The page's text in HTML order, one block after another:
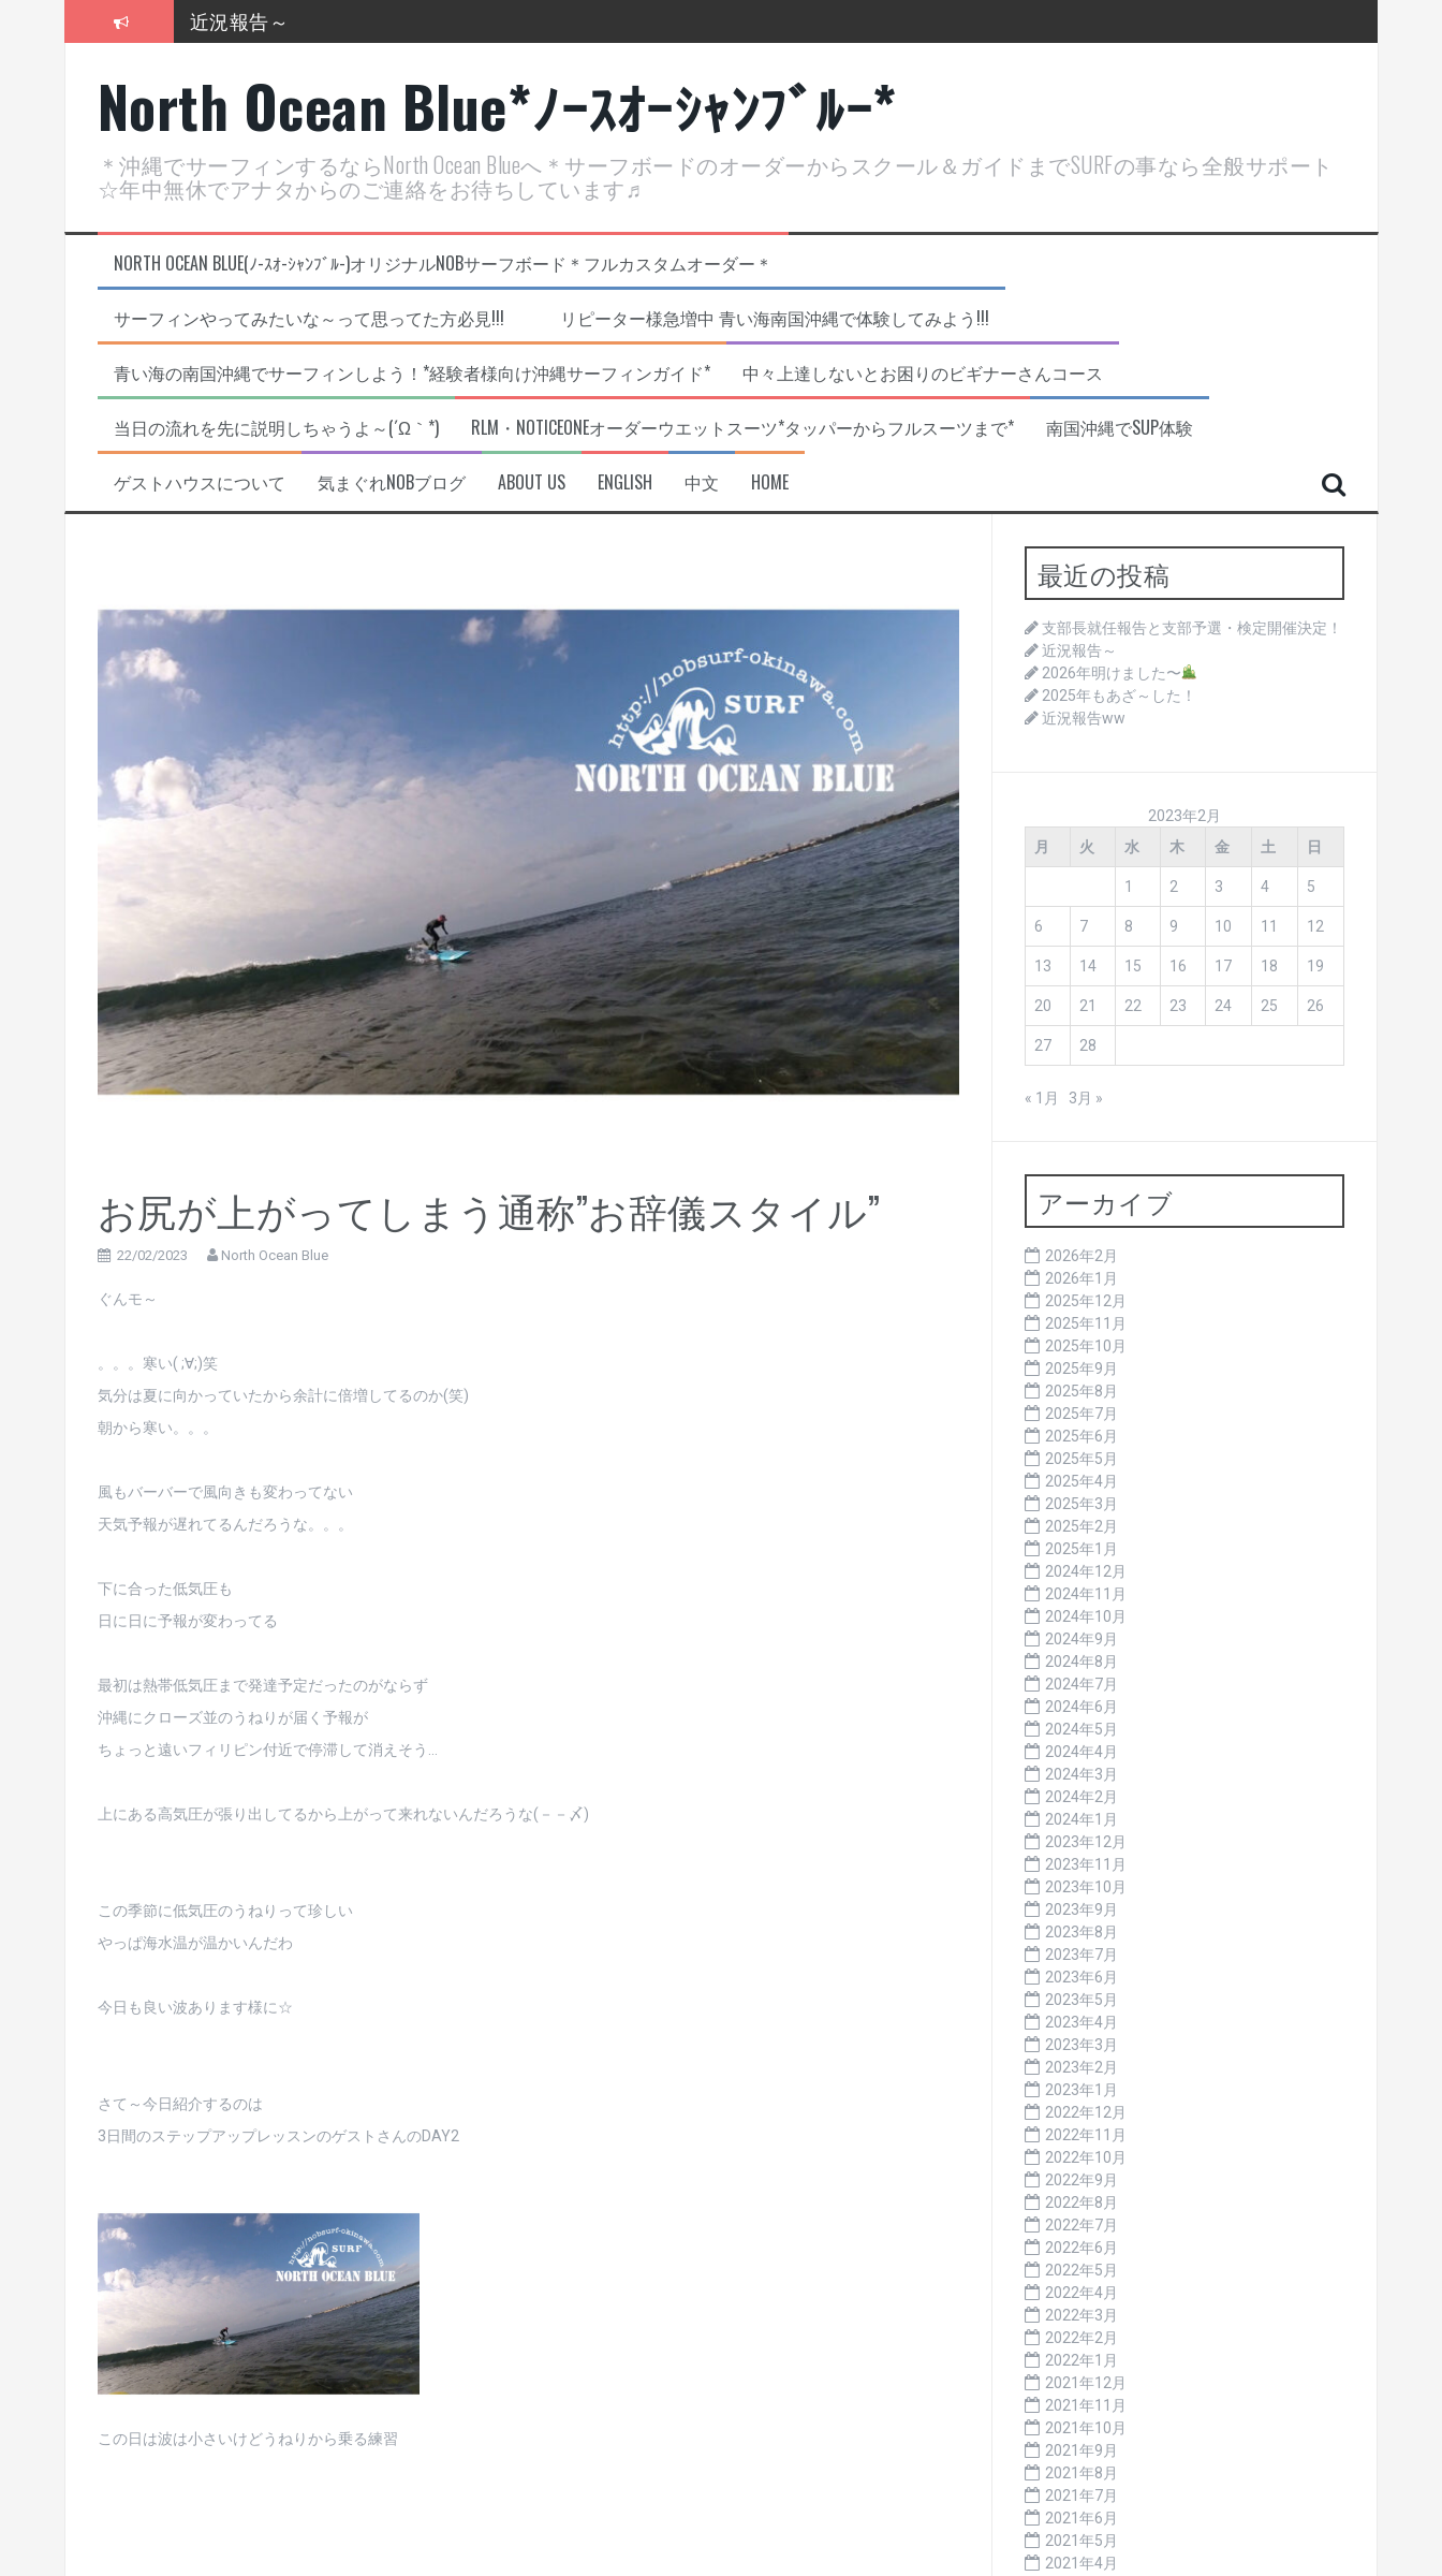
2026年明けました〜
近況報告ww
ヤッチマッターーーー！！！
支部長就任報告と支部予選・検定開催決定！
North Ocean Blue*ﾉｰｽｵｰｼｬﾝﾌﾞﾙｰ*
＊沖縄でサーフィンするならNorth Ocean Blueへ＊サーフボードのオーダーからスクール＆ガイドまでSURFの事なら全般サポート
☆年中無休でアナタからのご連絡をお待ちしています♬
NORTH OCEAN BLUE(ﾉ-ｽｵ-ｼｬﾝﾌﾞﾙ-)オリジナルNOBサーフボード＊フルカスタムオーダー＊
サーフィンやってみたいな～って思ってた方必見!!! リピーター様急増中 青い海南国沖縄で体験してみよう!!!
青い海の南国沖縄でサーフィンしよう！*経験者様向け沖縄サーフィンガイド* 中々上達しないとお困りのビギナーさんコース
当日の流れを先に説明しちゃうよ～(´Ω｀*) RLM・NOTICEONEオーダーウエットスーツ*タッパーからフルスーツまで* 南国沖縄でSUP体験
ゲストハウスについて 気まぐれNOBブログ ABOUT US ENGLISH 中文 HOME
お尻が上がってしまう通称”お辞儀スタイル”
22/02/2023 North Ocean Blue
ぐんモ～
。。。寒い( ;∀;)笑
気分は夏に向かっていたから余計に倍増してるのか(笑)
朝から寒い。。。
風もバーバーで風向きも変わってない
天気予報が遅れてるんだろうな。。。
下に合った低気圧も
日に日に予報が変わってる
最初は熱帯低気圧まで発達予定だったのがならず
沖縄にクローズ並のうねりが届く予報が
ちょっと遠いフィリピン付近で停滞して消えそう…
上にある高気圧が張り出してるから上がって来れないんだろうな(－－〆)
この季節に低気圧のうねりって珍しい
やっぱ海水温が温かいんだわ
今日も良い波あります様に☆
さて～今日紹介するのは
3日間のステップアップレッスンのゲストさんのDAY2
この日は波は小さいけどうねりから乗る練習
最近の投稿
支部長就任報告と支部予選・検定開催決定！
近況報告～
2026年明けました〜
2025年もあざ～した！
近況報告ww
2023年2月
月
火 水 木 金 土 日
1 2 3 4 5
6 7 8 9 10 11 12
13 14 15 16 17 18 19
20 21 22 23 24 25 26
27 28
« 1月 3月 »
アーカイブ
2026年2月
2026年1月
2025年12月
2025年11月
2025年10月
2025年9月
2025年8月
2025年7月
2025年6月
2025年5月
2025年4月
2025年3月
2025年2月
2025年1月
2024年12月
2024年11月
2024年10月
2024年9月
2024年8月
2024年7月
2024年6月
2024年5月
2024年4月
2024年3月
2024年2月
2024年1月
2023年12月
2023年11月
2023年10月
2023年9月
2023年8月
2023年7月
2023年6月
2023年5月
2023年4月
2023年3月
2023年2月
2023年1月
2022年12月
2022年11月
2022年10月
2022年9月
2022年8月
2022年7月
2022年6月
2022年5月
2022年4月
2022年3月
2022年2月
2022年1月
2021年12月
2021年11月
2021年10月
2021年9月
2021年8月
2021年7月
2021年6月
2021年5月
2021年4月